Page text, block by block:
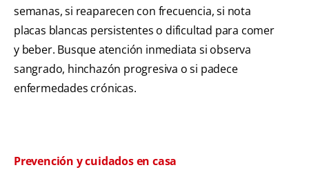
semanas, si reaparecen con frecuencia, si nota
placas blancas persistentes o dificultad para comer
y beber. Busque atención inmediata si observa
sangrado, hinchazón progresiva o si padece
enfermedades crónicas.
Prevención y cuidados en casa